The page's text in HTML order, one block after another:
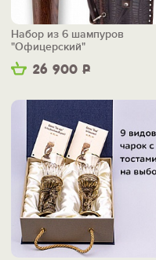
26 900 Р
Набор из 6 шампуров
"Офицерский"